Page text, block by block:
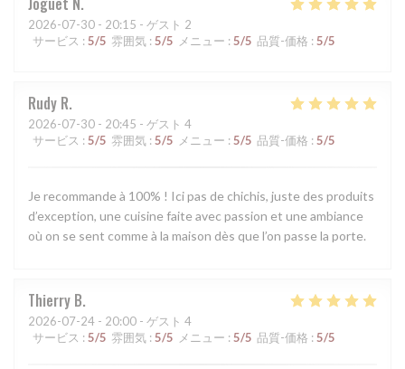
2026-07-30 - 20:15 - ゲスト 2
サービス : 5/5 雰囲気 : 5/5 メニュー : 5/5 品質-価格 : 5/5
Rudy R
2026-07-30 - 20:45 - ゲスト 4
サービス : 5/5 雰囲気 : 5/5 メニュー : 5/5 品質-価格 : 5/5
Je recommande à 100% ! Ici pas de chichis, juste des produits
d’exception, une cuisine faite avec passion et une ambiance
où on se sent comme à la maison dès que l’on passe la porte.
Thierry B
2026-07-24 - 20:00 - ゲスト 4
サービス : 5/5 雰囲気 : 5/5 メニュー : 5/5 品質-価格 : 5/5